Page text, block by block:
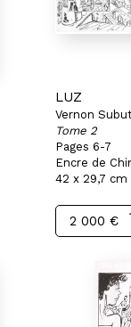
LUZ
Vernon
Tome 2
Pages 6-7
Encre de
42 x 29,7 cm
2 000 €